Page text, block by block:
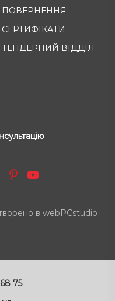
ПОВЕРНЕННЯ
СЕРТИФІКАТИ
ТЕНДЕРНИЙ ВІДДІЛ
в webPCstudio
75